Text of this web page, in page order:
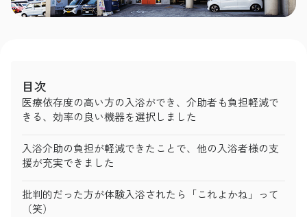
目次
医療依存度の高い方の入浴ができ、介助者も負担軽減で
きる、効率の良い機器を選択しました
入浴介助の負担が軽減できたことで、他の入浴者様の支
援が充実できました
批判的だった方が体験入浴されたら「これよかね」って
（笑）